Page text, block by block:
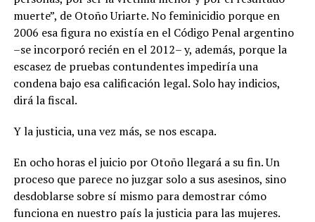
muerte”, de Otoño Uriarte. No feminicidio porque en
2006 esa figura no existía en el Código Penal argentino
–se incorporó recién en el 2012– y, además, porque la
escasez de pruebas contundentes impediría una
condena bajo esa calificación legal. Solo hay indicios,
dirá la fiscal.
Y la justicia, una vez más, se nos escapa.
En ocho horas el juicio por Otoño llegará a su fin. Un
proceso que parece no juzgar solo a sus asesinos, sino
desdoblarse sobre sí mismo para demostrar cómo
funciona en nuestro país la justicia para las mujeres.